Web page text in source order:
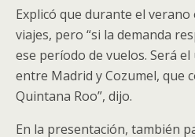
Explicó que durante el
viajes, pero “si la demanda
ese período de vuelos. Será
entre Madrid y Cozumel, que
Quintana Roo”, dijo.
En la presentación, también